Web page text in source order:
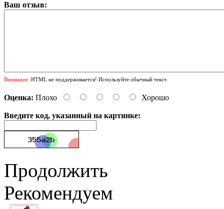
Ваш отзыв:
Внимание: HTML не поддерживается! Используйте обычный текст.
Оценка: Плохо Хорошо
Введите код, указанный на картинке:
Продолжить
Рекомендуем